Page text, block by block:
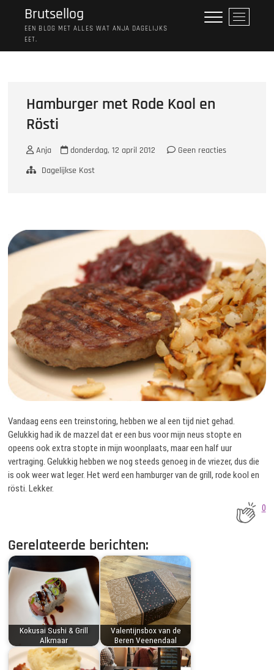
Brutsellog
EEN BLOG MET ALLES WAT ANJA DAGELIJKS
EET.
M
e
Hamburger met Rode Kool en
Rösti
Anja donderdag, 12 april 2012
Geen reacties
Dagelijkse Kost
Vandaag eens een treinstoring, hebben we al een tijd niet gehad.
Gelukkig had ik de mazzel dat er een bus voor mijn neus stopte en
opeens ook extra stopte in mijn woonplaats, maar een half uur
vertraging. Gelukkig hebben we nog steeds genoeg in de vriezer, dus die
is ook weer wat leger. Het werd een hamburger van de grill, rode kool en
rösti. Lekker.
0
Gerelateerde berichten:
Kokusai Sushi & Grill
Alkmaar
Valentijnsbox van de
Beren Veenendaal